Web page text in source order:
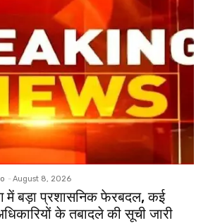
- August 8, 2026
में बड़ा प्रशासनिक फेरबदल, कई
के तबादले की सूची जारी